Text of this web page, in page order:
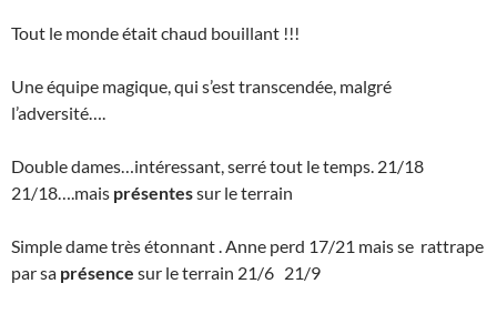
Tout le monde était chaud bouillant !!!
Une équipe magique, qui s’est transcendée, malgré
l’adversité….
Double dames…intéressant, serré tout le temps. 21/18
21/18….mais présentessur le terrain
Simple dame très étonnant . Anne perd 17/21 mais se rattrape
par sa présence sur le terrain 21/6 21/9